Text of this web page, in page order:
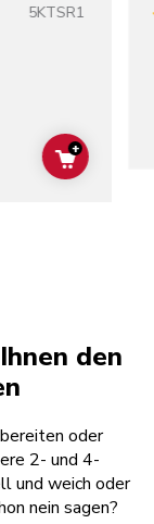
5KTSR1
ADD TO
+
den
oder
2- und 4-
und weich oder
nein sagen?